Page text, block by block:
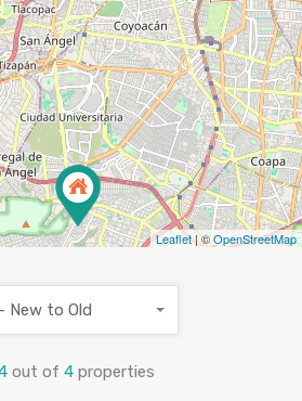
Leaflet| ©OpenStreetMap
out of 4 properties
New to Old